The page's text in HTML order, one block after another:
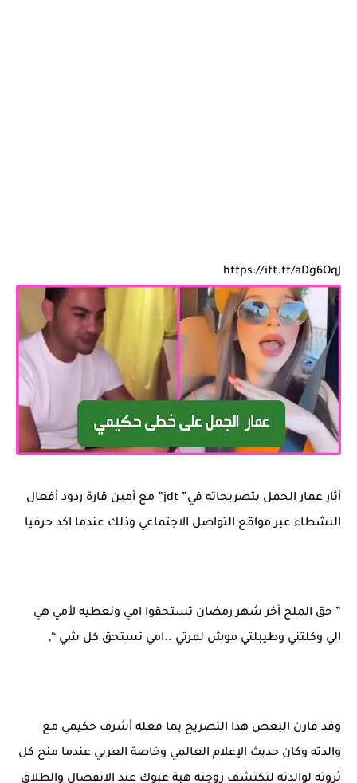
https://ift.tt/aDg6OqJ
أثار عمار الجمل بتصريحاته في” jdt” مع أمين قارة ردود أفعال
النشطاء عبر مواقع التواصل الاجتماعي وذلك عندما اكد حرفيا
” حق الملح آخر شهر رمضان تستحقوا امي ونعطيه لأمي هي
الي وكلتني وطيبلتي موش لمرتي ..امي تستحق كل شي “,
وقد قارن البعض هذا التصريح بما فعله أشرف حكيمي مع
والدته وكان حديث الإعلام العالمي وخاصة العربي عندما منح كل
ثروته لوالدته لتكتشف زوجته هبة عبوك عند الانفصال والطلاق